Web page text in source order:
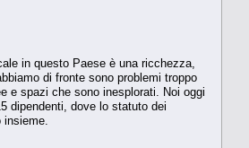
in questo Paese è una ricchezza,
di fronte sono problemi troppo
e spazi che sono inesplorati. Noi oggi
dipendenti, dove lo statuto dei